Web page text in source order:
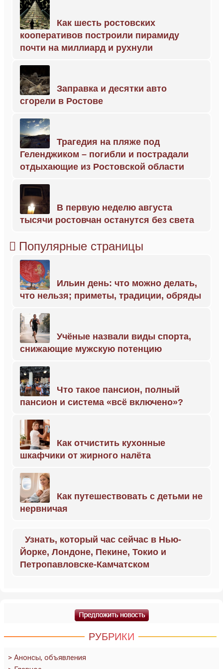
Как шесть ростовских
кооперативов построили пирамиду
почти на миллиард и рухнули
Заправка и десятки авто
сгорели в Ростове
Трагедия на пляже под
Геленджиком – погибли и пострадали
отдыхающие из Ростовской области
В первую неделю августа
тысячи ростовчан останутся без света
Популярные страницы
Ильин день: что можно делать,
что нельзя; приметы, традиции, обряды
Учёные назвали виды спорта,
снижающие мужскую потенцию
Что такое пансион, полный
пансион и система «всё включено»?
Как отчистить кухонные
шкафчики от жирного налёта
Как путешествовать с детьми не
нервничая
Узнать, который час сейчас в Нью-
Йорке, Лондоне, Пекине, Токио и
Петропавловске-Камчатском
РУБРИКИ
> Анонсы, объявления